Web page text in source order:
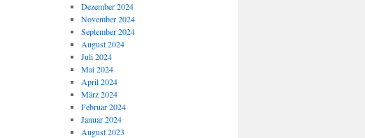
Dezember 2024
November 2024
September 2024
August 2024
Juli 2024
Mai 2024
April 2024
März 2024
Februar 2024
Januar 2024
August 2023